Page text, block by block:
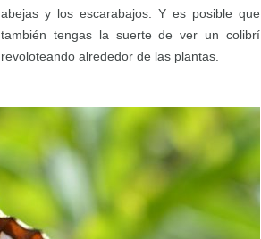
abejas y los escarabajos. Y es posible que
también tengas la suerte de ver un colibrí
revoloteando alrededor de las plantas.